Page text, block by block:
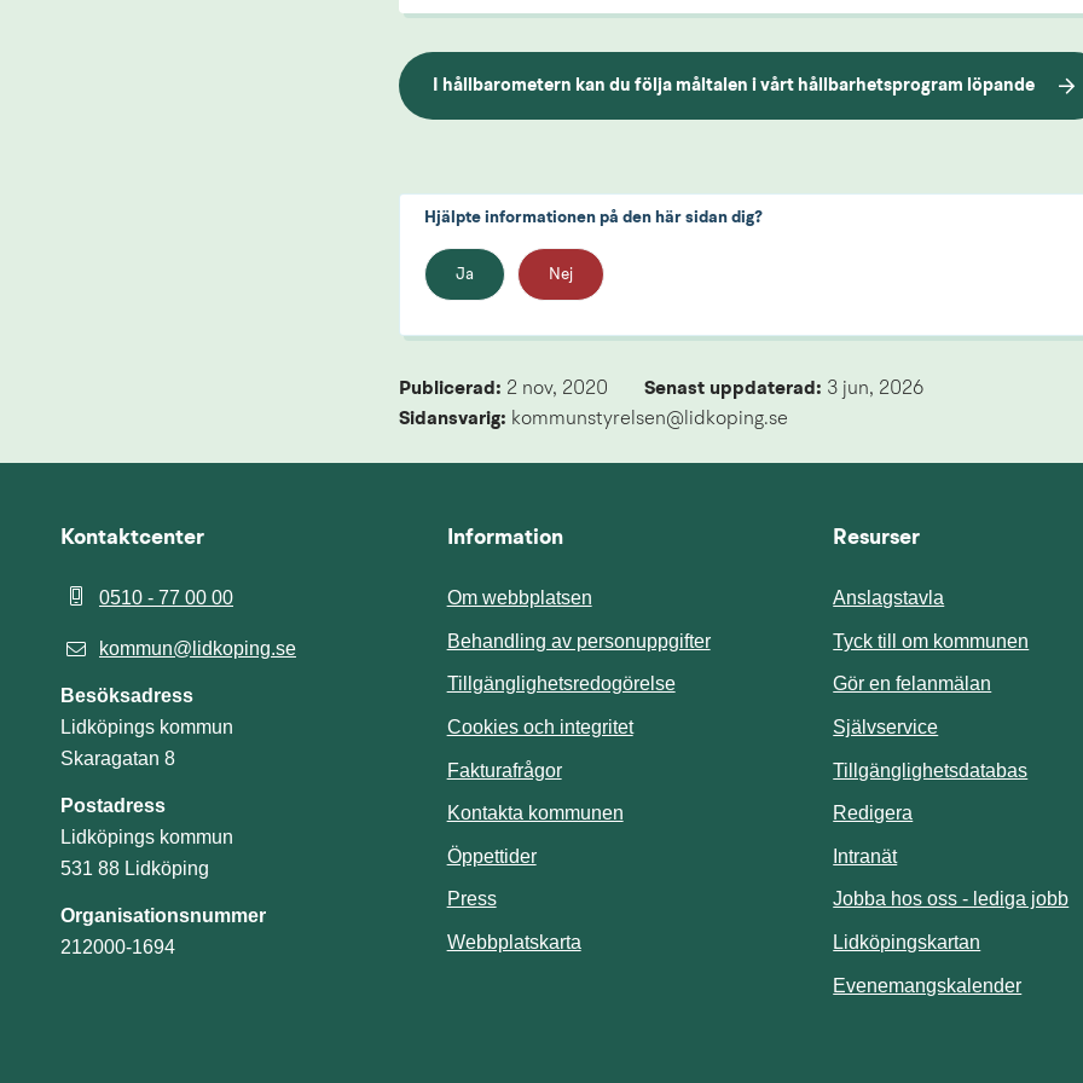
I hållbarometern kan du följa måltalen i vårt hållbarhetsprogram löpande
Hjälpte informationen på den här sidan dig?
Ja Nej
Publicerad: 2 nov, 2020 Senast uppdaterad: 3 jun, 2026
Sidansvarig: kommunstyrelsen@lidkoping.se
Kontaktcenter
0510 - 77 00 00
kommun@lidkoping.se
Besöksadress
Lidköpings kommun
Skaragatan 8
Postadress
Lidköpings kommun
531 88 Lidköping
Organisationsnummer
212000-1694
Information
Om webbplatsen
Behandling av personuppgifter
Tillgänglighetsredogörelse
Cookies och integritet
Fakturafrågor
Kontakta kommunen
Öppettider
Press
Webbplatskarta
Resurser
Anslagstavla
Tyck till om kommunen Länk
Gör en felanmälan
SjälvserviceLänk till annan
TillgänglighetsdatabasLänk
Redigera
IntranätLänk till annan
Jobba hos oss - lediga jobb
Lidköpingskartan
EvenemangskalenderLänk